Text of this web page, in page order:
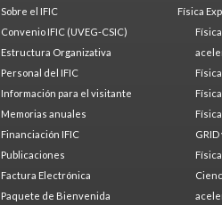
Sobre el IFIC
Convenio IFIC (UVEG-CSIC)
Estructura Organizativa
Personal del IFIC
Información para el visitante
Memorias anuales
Financiación IFIC
Publicaciones
Factura Electrónica
Paquete de Bienvenida
Física